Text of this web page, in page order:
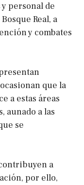
personal de
Real, a
y combates
que la
a estas áreas
aunado a las
se
a
por ello,